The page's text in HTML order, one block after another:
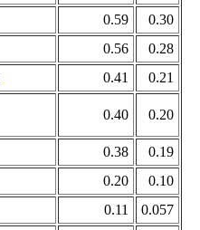
0.59
0.30
0.56
0.28
0.41 0.21
0.40 0.20
0.38
0.19
0.20
0.10
0.11
0.057